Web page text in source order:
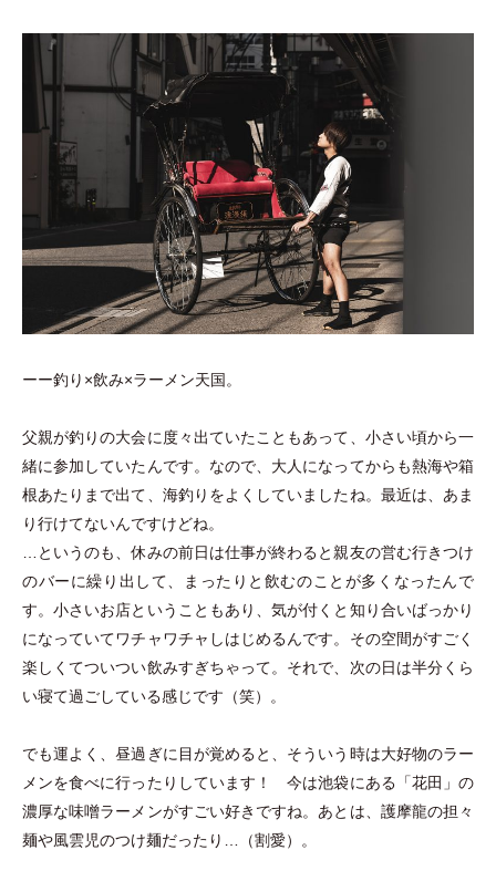
ーー釣り×飲み×ラーメン天国。
父親が釣りの大会に度々出ていたこともあって、小さい頃から一
緒に参加していたんです。なので、大人になってからも熱海や箱
根あたりまで出て、海釣りをよくしていましたね。最近は、あま
り行けてないんですけどね。
…というのも、休みの前日は仕事が終わると親友の営む行きつけ
のバーに繰り出して、まったりと飲むのことが多くなったんで
す。小さいお店ということもあり、気が付くと知り合いばっかり
になっていてワチャワチャしはじめるんです。その空間がすごく
楽しくてついつい飲みすぎちゃって。それで、次の日は半分くら
い寝て過ごしている感じです （笑） 。
でも運よく、昼過ぎに目が覚めると、そういう時は大好物のラー
メンを食べに行ったりしています！ 今は池袋にある 「花田 」の
濃厚な味噌ラーメンがすごい好きですね。あとは、護摩龍の担々
麺や風雲児のつけ麺だったり…
（割愛） 。